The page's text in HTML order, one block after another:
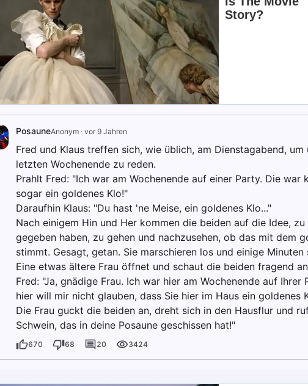
PosauneAnonym· vor 9 Jahren
Fred und Klaus treffen sich, wie üblich, am Dienstagabend,
letzten Wochenende zu reden.
Prahlt Fred: "Ich war am Wochenende auf einer Party. Die war
sogar ein goldenes Klo!"
Daraufhin Klaus: "Du hast 'ne Meise, ein goldenes Klo..."
Nach einigem Hin und Her kommen die beiden auf die Idee,
gegeben haben, zu gehen und nachzusehen, ob das mit dem
stimmt. Gesagt, getan. Sie marschieren los und einige
Eine etwas ältere Frau öffnet und schaut die beiden fragend
Fred: "Ja, gnädige Frau. Ich war hier am Wochenende auf Ihrer
hier will mir nicht glauben, dass Sie hier im Haus ein goldenes
Die Frau guckt die beiden an, dreht sich in den Hausflur und
Schwein, das in deine Posaune geschissen hat!"
670 68 20 3424